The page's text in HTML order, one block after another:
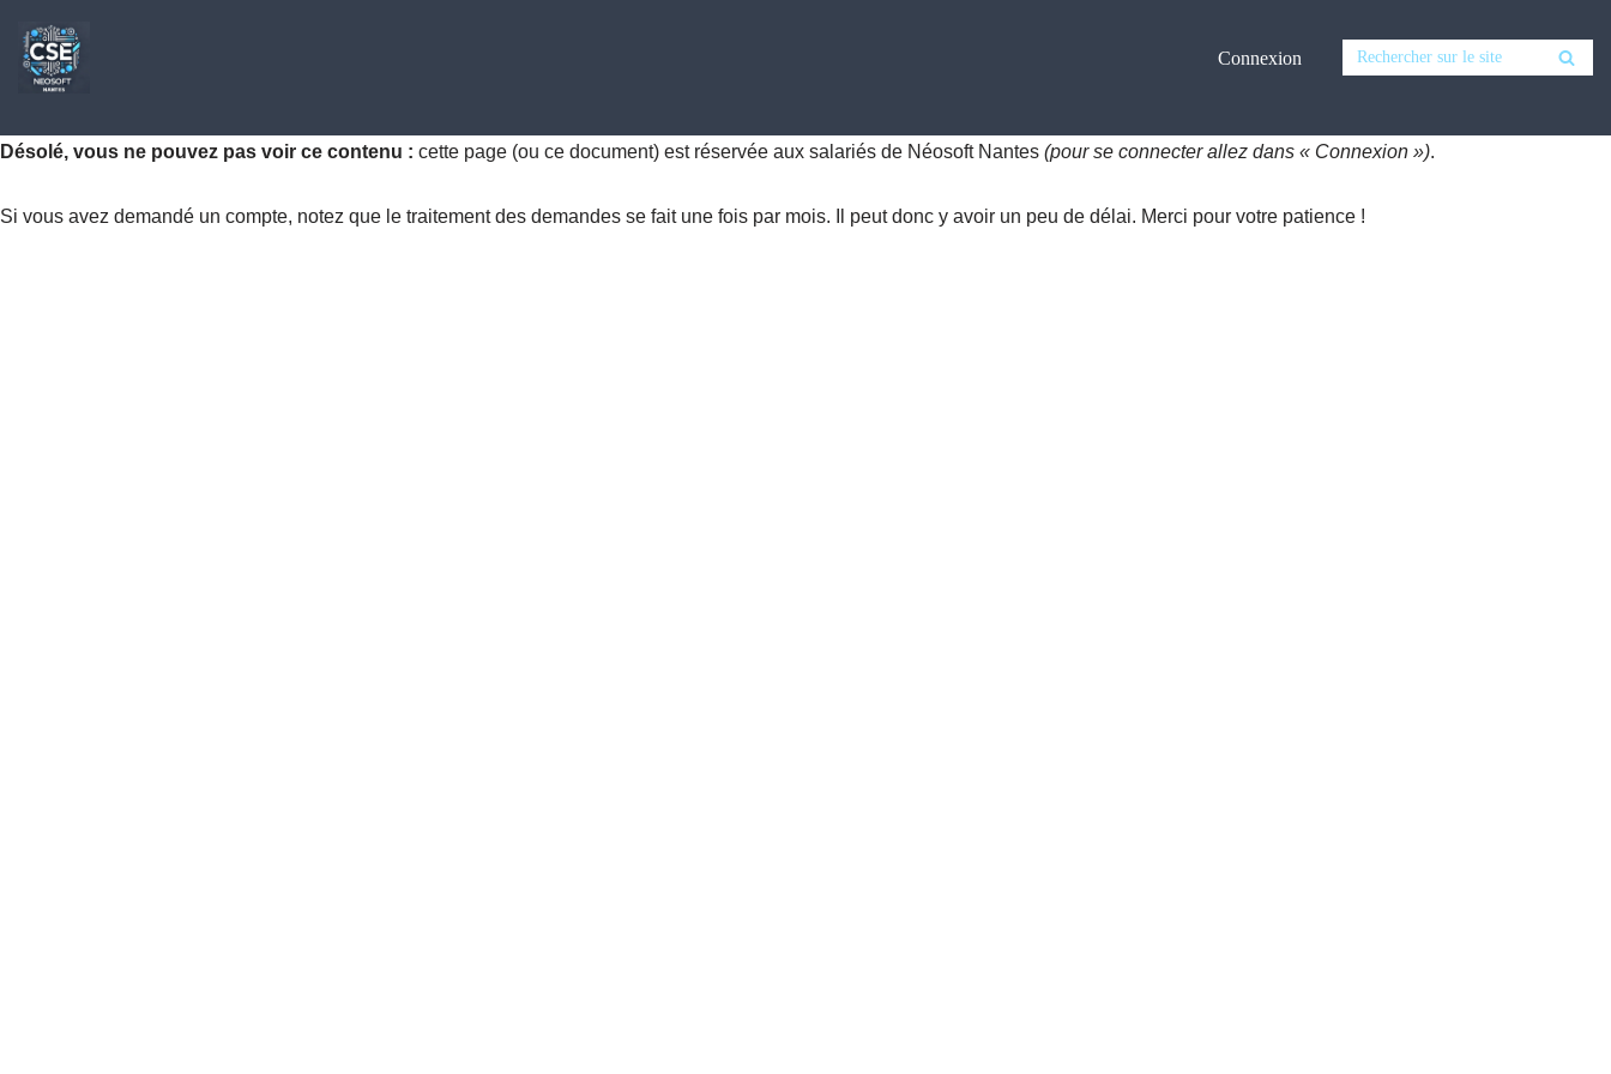
Aller
contenu
Connexion
Désolé, vous ne pouvez pas voir ce contenu : cette page (ou ce document) est réservée aux salariés de Néosoft Nantes (pour se connecter allez dans « Connexion »).
Si vous avez demandé un compte, notez que le traitement des demandes se fait une fois par mois. Il peut donc y avoir un peu de délai. Merci pour votre patience !